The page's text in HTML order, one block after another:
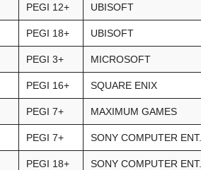
PEGI 12+ UBISOFT
PEGI 18+ UBISOFT
PEGI 3+ MICROSOFT
PEGI 16+ SQUARE ENIX
PEGI 7+ MAXIMUM GAMES
PEGI 7+ SONY COMPUTER ENT.
PEGI 18+ SONY COMPUTER ENT.